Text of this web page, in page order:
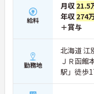
給料
月収 21.5
年収 274
＋賞与
勤務地
北海道 江
ＪＲ函館
駅」徒歩